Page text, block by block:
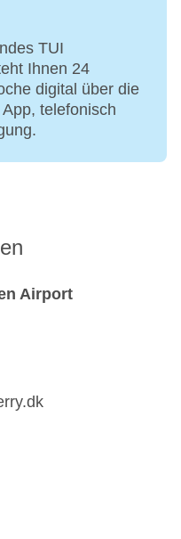
TUI
Ihnen 24
digital über die
telefonisch
Airport